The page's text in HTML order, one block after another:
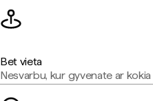
Bet vieta
Nesvarbu, kur gyvenate ar